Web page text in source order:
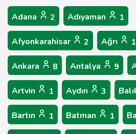
Adana 2 Adıyaman 1
Afyonkarahisar 2 Ağrı 1
Ankara 8 Antalya 9
Artvin 1 Aydın 3
Bartın 1 Batman 1